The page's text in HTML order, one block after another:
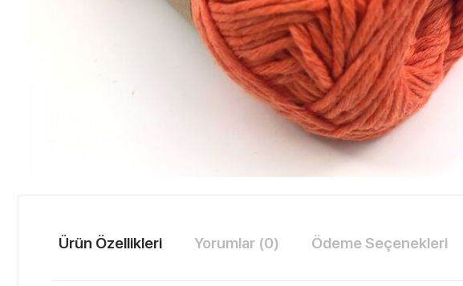
Ürün Özellikleri Yorumlar (0) Ödeme Seçenekleri